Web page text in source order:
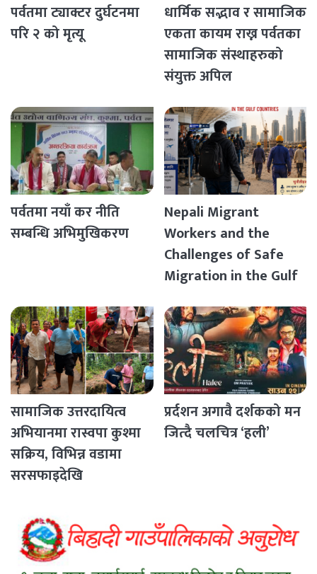
पर्वतमा ट्याक्टर दुर्घटनमा
परि २ को मृत्यू
धार्मिक सद्भाव र सामाजिक
एकता कायम राख्न पर्वतका
सामाजिक संस्थाहरुको
संयुक्त अपिल
पर्वतमा नयाँ कर नीति
सम्बन्धि अभिमुखिकरण
Nepali Migrant
Workers and the
Challenges of Safe
Migration in the Gulf
सामाजिक उत्तरदायित्व
अभियानमा रास्वपा कुश्मा
सक्रिय, विभिन्न वडामा
सरसफाइदेखि
प्रर्दशन अगावै दर्शकको मन
जित्दै चलचित्र ‘हली’